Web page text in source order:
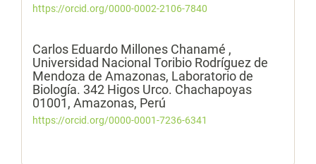
https://orcid.org/0000-0002-2106-7840
Carlos Eduardo Millones Chanamé ,
Universidad Nacional Toribio Rodríguez de
Mendoza de Amazonas, Laboratorio de
Biología. 342 Higos Urco. Chachapoyas
01001, Amazonas, Perú
https://orcid.org/0000-0001-7236-6341